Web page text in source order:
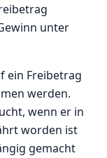
unter
ein Freibetrag
werden.
wenn er in
worden ist
gemacht